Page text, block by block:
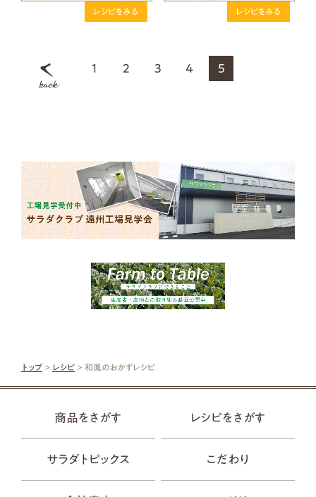
レシピをみる レシピをみる
1 2 3 4 5
トップ> レシピ> 和風のおかずレシピ
商品をさがす レシピをさがす
サラダトピックス こだわり